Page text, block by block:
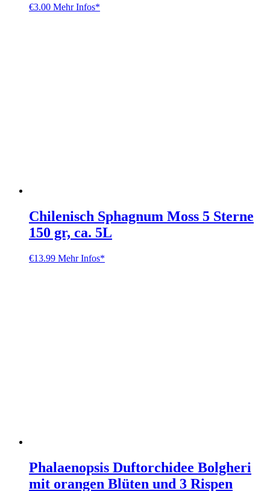
€3.00 Mehr Infos*
Chilenisch Sphagnum Moss 5 Sterne
150 gr, ca. 5L
€13.99 Mehr Infos*
Phalaenopsis Duftorchidee Bolgheri
mit orangen Blüten und 3 Rispen